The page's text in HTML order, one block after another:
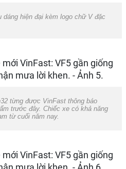
hiện đại kèm logo chữ V đặc
từng được VinFast thông báo
trước đây. Chiếc xe có khả năng
từ cuối năm nay.